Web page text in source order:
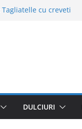
Tagliatelle cu creveti
DULCIURI